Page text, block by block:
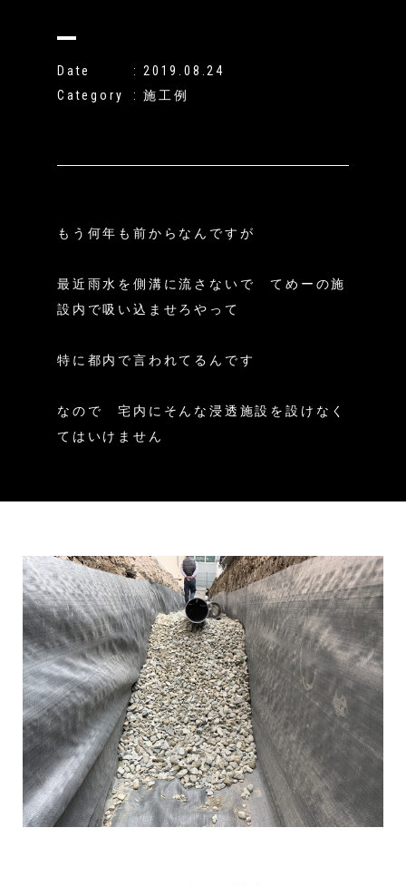
Date
2019.08.24
Category
施工例
もう何年も前からなんですが
最近雨水を側溝に流さないで てめーの施
設内で吸い込ませろやって
特に都内で言われてるんです
なので 宅内にそんな浸透施設を設けなく
てはいけません